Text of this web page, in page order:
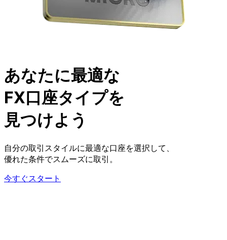
あなたに最適な
FX口座タイプを
見つけよう
自分の取引スタイルに最適な口座を選択して、
優れた条件でスムーズに取引。
今すぐスタート